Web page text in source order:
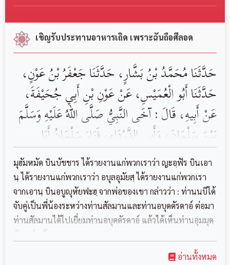
เชิญรับประทานอาหารเถิด เพราะฉันถือศีลอด
حَدَّثَنَا مُحَمَّدُ بْنُ بَشَّارٍ، حَدَّثَنَا جَعْفَرُ بْنُ عَوْنٍ،
حَدَّثَنَا أَبُو الْعُمَيْسِ، عَنْ عَوْنِ بْنِ أَبِي جُحَيْفَةَ،
عَنْ أَبِيهِ، قَالَ : آخَى النَّبِيُّ صَلَّى اللهُ عَلَيْهِ وَسَلَّمَ
بَيْنَ سَلْمَانَ، وَأَبِي الدَّرْدَاءِ، فَزَارَ سَلْمَانُ أَبَا
الدَّرْدَاءِ، فَرَأَى أُمَّ الدَّرْدَاءِ مُتَبَذِّلَةً، فَقَالَ لَهَا : مَا
شَأْنُكِ؟ قَالَتْ : أَخُوكَ أَبُو الدَّرْدَاءِ لَيْسَ لَهُ حَاجَةٌ
فِي الدُّنْيَا. فَجَاءَ أَبُو الدَّرْدَاءِ، فَصَنَعَ لَهُ طَعَامًا،
فَقَالَ : كُلْ. قَالَ : فَإِنِّي صَائِمٌ. قَالَ : مَا أَنَا بِآكِلٍ
أَبُو الدَّرْدَاءِ يَقُومُ. قَالَ : نَمْ. فَنَامَ، ثُمَّ ذَهَبَ يَقُومُ.
มุฮัมหมัด บินบัชชาร ได้รายงานแก่พวกเราว่า ญะอฺฟัร บินเอา
นฺ ได้รายงานแก่พวกเราว่า อบุลอุมัยสฺ ได้รายงานแก่พวกเรา
จากเอานฺ บินอบูญุหัยฟะฮฺ จากพ่อของเขา กล่าวว่า : ท่านนบีได้
จับคู่เป็นพี่น้องระหว่างท่านสัลมานและท่านอบุดดัรดาอ์ ต่อมา
ท่านสัลมานได้ไปเยี่ยมท่านอบุดดัรดาอ์ แล้วได้เห็นท่านอุมมุด
อ่านทั้งหมด